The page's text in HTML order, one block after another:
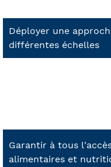
Déployer une
différentes échelles
Garantir à tous
alimentaires et